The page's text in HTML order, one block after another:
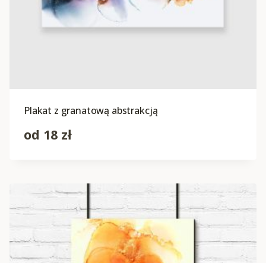
Plakat z granatową abstrakcją
od 18 zł